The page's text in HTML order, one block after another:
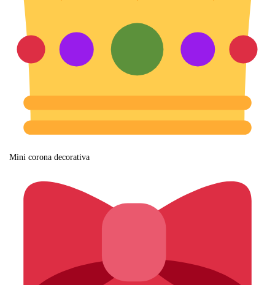
Mini corona decorativa